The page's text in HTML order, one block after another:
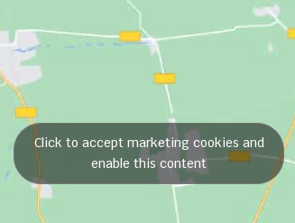
Click to accept marketing cookies and
enable this content